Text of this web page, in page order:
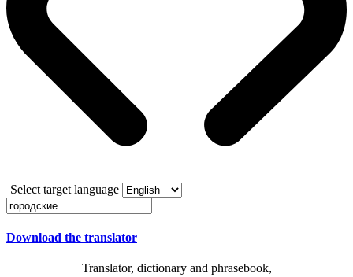
Select target language
Download the translator
Translator, dictionary and phrasebook,